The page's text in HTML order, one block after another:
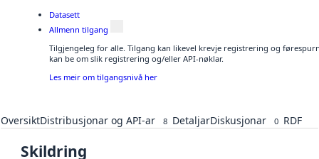
Datasett
Allmenn tilgang
Tilgjengeleg for alle. Tilgang kan likevel krevje registrering og
kan be om slik registrering og/eller API-nøklar.
Les meir om tilgangsnivå her
OversiktDistribusjonar og API-ar 8 DetaljarDiskusjonar 0 RDF
Skildring